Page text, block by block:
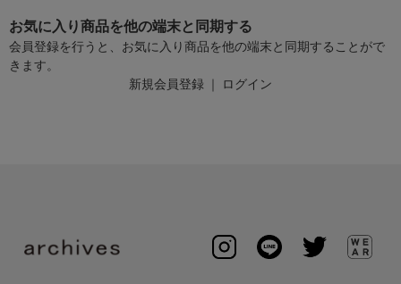
お気に入り商品を他の端末と同期する
会員登録を行うと、お気に入り商品を他の端末と同期することがで
きます。
新規会員登録 ｜ ログイン